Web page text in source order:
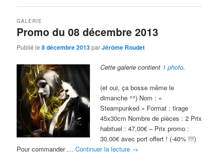
Promo du 08 décembre 2013
GALERIE
Publié le8 décembre 2013parJérôme Roudet
Cette galerie contient 1 photo.
(et oui, ça bosse même le
dimanche ^^) Nom : «
Steampunked » Format : tirage
45x30cm Nombre de pièces : 2 Prix
habituel : 47,00€ – Prix promo :
30,00€ avec port offert ! (-40% !!!)
Pour commander …Continuer la lecture →